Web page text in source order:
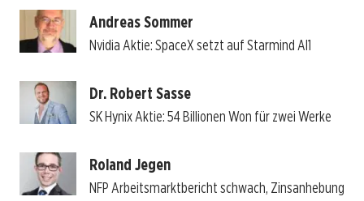
Andreas Sommer
Nvidia Aktie: SpaceX setzt auf Starmind AI1
Dr. Robert Sasse
SK Hynix Aktie: 54 Billionen Won für zwei Werke
Roland Jegen
NFP Arbeitsmarktbericht schwach, Zinsanhebung